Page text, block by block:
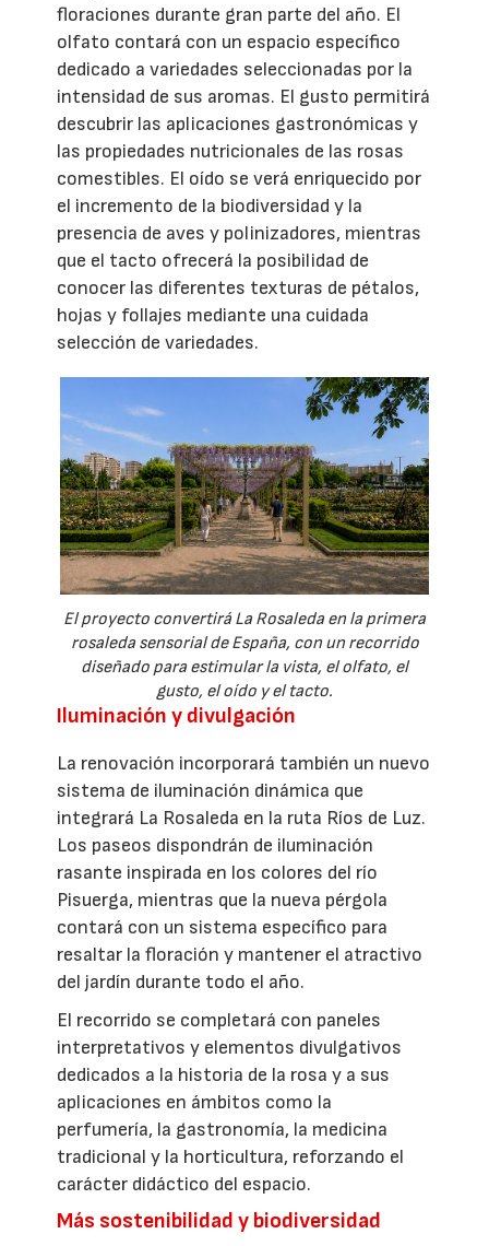
floraciones durante gran parte del año. El
olfato contará con un espacio específico
dedicado a variedades seleccionadas por la
intensidad de sus aromas. El gusto permitirá
descubrir las aplicaciones gastronómicas y
las propiedades nutricionales de las rosas
comestibles. El oído se verá enriquecido por
el incremento de la biodiversidad y la
presencia de aves y polinizadores, mientras
que el tacto ofrecerá la posibilidad de
conocer las diferentes texturas de pétalos,
hojas y follajes mediante una cuidada
selección de variedades.
El proyecto convertirá La Rosaleda en la primera
rosaleda sensorial de España, con un recorrido
diseñado para estimular la vista, el olfato, el
gusto, el oído y el tacto.
Iluminación y divulgación
La renovación incorporará también un nuevo
sistema de iluminación dinámica que
integrará La Rosaleda en la ruta Ríos de Luz.
Los paseos dispondrán de iluminación
rasante inspirada en los colores del río
Pisuerga, mientras que la nueva pérgola
contará con un sistema específico para
resaltar la floración y mantener el atractivo
del jardín durante todo el año.
El recorrido se completará con paneles
interpretativos y elementos divulgativos
dedicados a la historia de la rosa y a sus
aplicaciones en ámbitos como la
perfumería, la gastronomía, la medicina
tradicional y la horticultura, reforzando el
carácter didáctico del espacio.
Más sostenibilidad y biodiversidad